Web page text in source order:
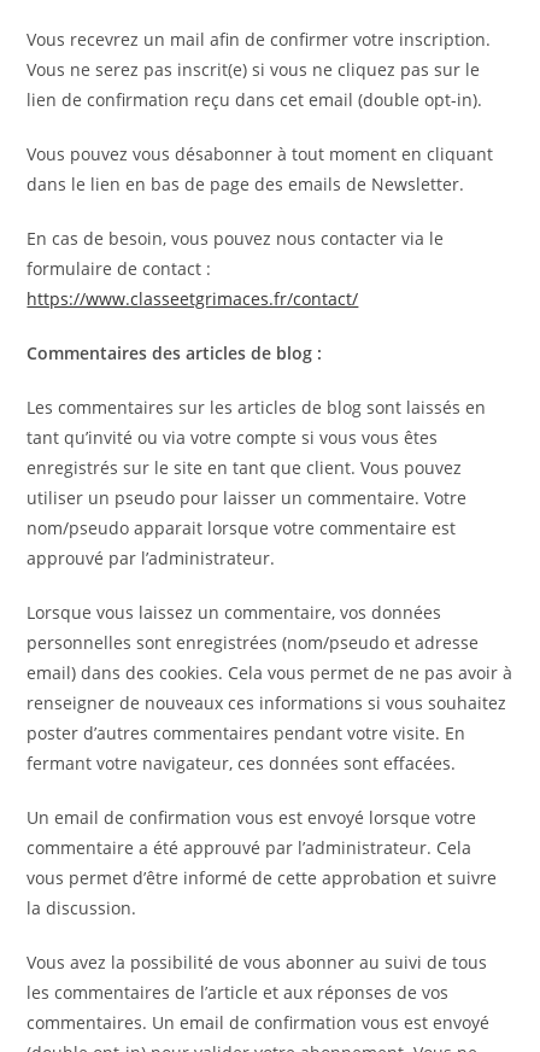
Vous recevrez un mail afin de confirmer votre inscription.
Vous ne serez pas inscrit(e) si vous ne cliquez pas sur le
lien de confirmation reçu dans cet email (double opt-in).
Vous pouvez vous désabonner à tout moment en cliquant
dans le lien en bas de page des emails de Newsletter.
En cas de besoin, vous pouvez nous contacter via le
formulaire de contact :
https://www.classeetgrimaces.fr/contact/
Commentaires des articles de blog :
Les commentaires sur les articles de blog sont laissés en
tant qu’invité ou via votre compte si vous vous êtes
enregistrés sur le site en tant que client. Vous pouvez
utiliser un pseudo pour laisser un commentaire. Votre
nom/pseudo apparait lorsque votre commentaire est
approuvé par l’administrateur.
Lorsque vous laissez un commentaire, vos données
personnelles sont enregistrées (nom/pseudo et adresse
email) dans des cookies. Cela vous permet de ne pas avoir à
renseigner de nouveaux ces informations si vous souhaitez
poster d’autres commentaires pendant votre visite. En
fermant votre navigateur, ces données sont effacées.
Un email de confirmation vous est envoyé lorsque votre
commentaire a été approuvé par l’administrateur. Cela
vous permet d’être informé de cette approbation et suivre
la discussion.
Vous avez la possibilité de vous abonner au suivi de tous
les commentaires de l’article et aux réponses de vos
commentaires. Un email de confirmation vous est envoyé